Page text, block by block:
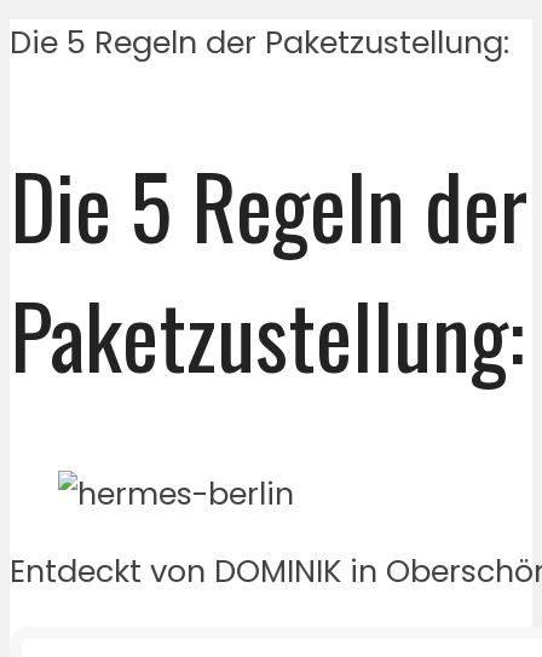
Die 5 Regeln der Paketzustellung:
Die 5 Regeln der
Paketzustellung:
Entdeckt von DOMINIK in